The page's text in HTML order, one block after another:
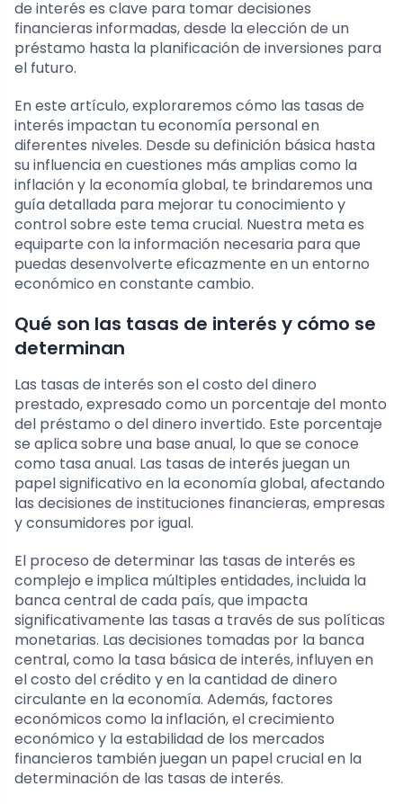
de interés es clave para tomar decisiones
financieras informadas, desde la elección de un
préstamo hasta la planificación de inversiones para
el futuro.
En este artículo, exploraremos cómo las tasas de
interés impactan tu economía personal en
diferentes niveles. Desde su definición básica hasta
su influencia en cuestiones más amplias como la
inflación y la economía global, te brindaremos una
guía detallada para mejorar tu conocimiento y
control sobre este tema crucial. Nuestra meta es
equiparte con la información necesaria para que
puedas desenvolverte eficazmente en un entorno
económico en constante cambio.
Qué son las tasas de interés y cómo se
determinan
Las tasas de interés son el costo del dinero
prestado, expresado como un porcentaje del monto
del préstamo o del dinero invertido. Este porcentaje
se aplica sobre una base anual, lo que se conoce
como tasa anual. Las tasas de interés juegan un
papel significativo en la economía global, afectando
las decisiones de instituciones financieras, empresas
y consumidores por igual.
El proceso de determinar las tasas de interés es
complejo e implica múltiples entidades, incluida la
banca central de cada país, que impacta
significativamente las tasas a través de sus políticas
monetarias. Las decisiones tomadas por la banca
central, como la tasa básica de interés, influyen en
el costo del crédito y en la cantidad de dinero
circulante en la economía. Además, factores
económicos como la inflación, el crecimiento
económico y la estabilidad de los mercados
financieros también juegan un papel crucial en la
determinación de las tasas de interés.